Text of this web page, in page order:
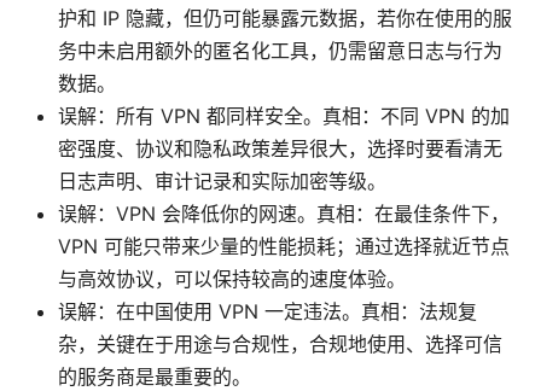
护和 IP 隐藏，但仍可能暴露元数据，若你在使用的服
务中未启用额外的匿名化工具，仍需留意日志与行为
数据。
误解：所有 VPN 都同样安全。真相：不同 VPN 的加
密强度、协议和隐私政策差异很大，选择时要看清无
日志声明、审计记录和实际加密等级。
误解：VPN 会降低你的网速。真相：在最佳条件下，
VPN 可能只带来少量的性能损耗；通过选择就近节点
与高效协议，可以保持较高的速度体验。
误解：在中国使用 VPN 一定违法。真相：法规复
杂，关键在于用途与合规性，合规地使用、选择可信
的服务商是最重要的。